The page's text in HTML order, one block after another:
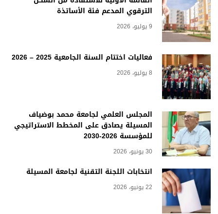
الترقوي المدعم فئة الأساتذة
9 يوليو، 2026
فعاليات اختتام السنة الجامعية 2025 – 2026
8 يوليو، 2026
المجلس العلمي لجامعة محمد بوضياف
المسيلة يصادق على المخطط الاستراتيجي
للمؤسسة 2026-2030
30 يونيو، 2026
انتخابات اللجنة التقنية لجامعة المسيلة
22 يونيو، 2026